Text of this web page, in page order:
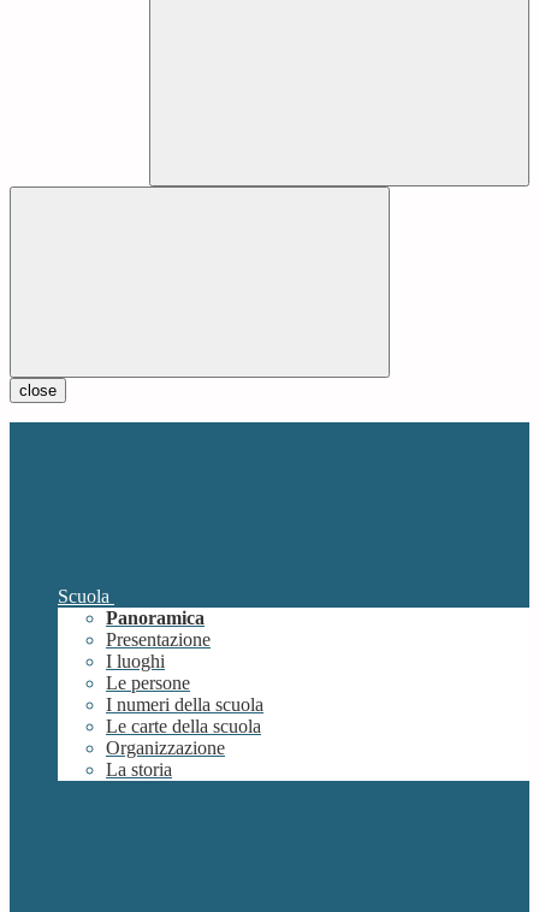
close
Scuola
Panoramica
Presentazione
I luoghi
Le persone
I numeri della scuola
Le carte della scuola
Organizzazione
La storia